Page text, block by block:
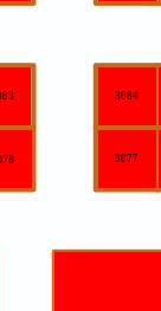
3077
3084